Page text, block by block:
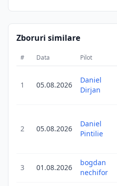
Zboruri similare
# Data Pilot
1 05.08.2026
Daniel
Dirjan
2 05.08.2026
Daniel
Pintilie
3 01.08.2026
bogdan
nechifor